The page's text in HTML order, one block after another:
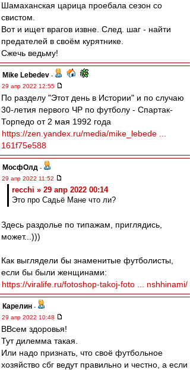
Шамаханская царица проебала сезон со
свистом.
Вот и ищет врагов извне. След. шаг - найти
предателей в своём курятнике.
Сжечь ведьму!
Mike Lebedev -
29 апр 2022 12:55
По разделу "Этот день в Истории" и по случаю
30-летия первого ЧР по футболу - Спартак-
Торпедо от 2 мая 1992 года
https://zen.yandex.ru/media/mike_lebede ...
161f75e588
МосфОлд -
29 апр 2022 11:52
recchi » 29 апр 2022 00:14
Это про Садьё Мане что ли?
Здесь раздолье по типажам, приглядись,
может...)))
Как выглядели бы знаменитые футболисты,
если бы были женщинами:
https://viralife.ru/fotoshop-takoj-foto ... nshhinami/
Карелин -
29 апр 2022 10:48
ВВсем здоровья!
Тут дилемма такая.
Или надо признать, что своё футбольное
хозяйство сбг ведут правильно и честно, а если